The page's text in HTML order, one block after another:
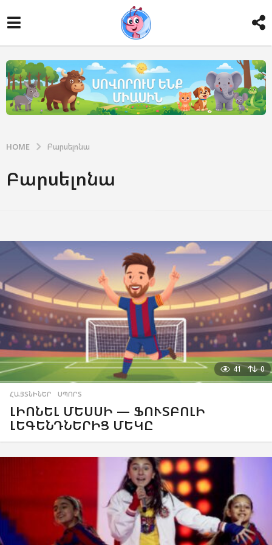
HOME Բարսելոնա
Բարսելոնա
41 0
ՀԱՅՏՆԻՆԵՐ ,ՍՊՈՐՏ
ԼԻՈՆԵԼ ՄԵՍՍԻ — ՖՈՒՏԲՈԼԻ
ԼԵԳԵՆԴՆԵՐԻՑ ՄԵԿԸ